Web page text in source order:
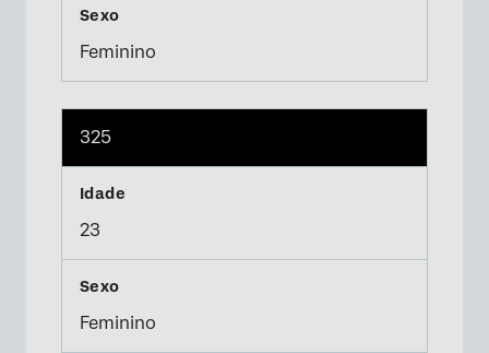
Feminino
325
23
Feminino